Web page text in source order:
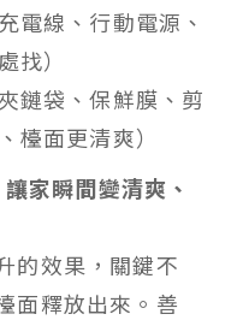
電線、行動電源、
找）
鏈袋、保鮮膜、剪
檯面更清爽）
家瞬間變清爽、
的效果，關鍵不
面釋放出來。善